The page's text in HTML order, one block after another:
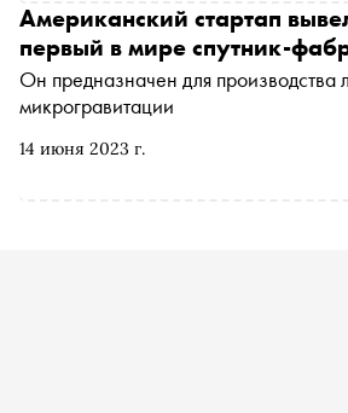
14 июня 2023 г.
Американский стартап
первый в мире спутник-
Он предназначен для производства
микрогравитации